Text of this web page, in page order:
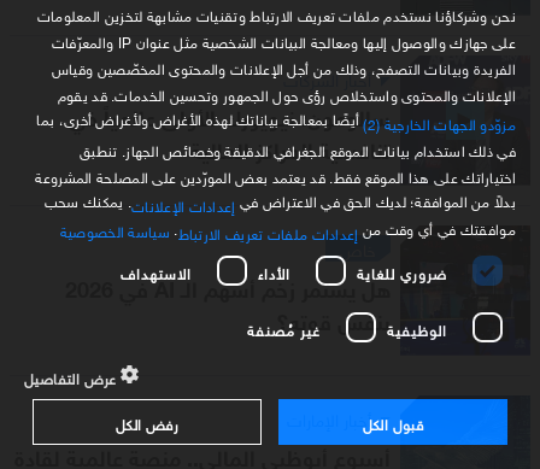
أخبار الشركات
سالومون: نيويورك الأولى عالمياً في
تنافسية المراكز المالية
خاص
بنفس قوته؟
أخبار الإمارات
أسبوع أبوظبي المالي.. منصة عالمية لقادة
نحن وشركاؤنا نستخدم ملفات تعريف الارتباط وتقنيات مشابهة لتخزين المعلومات
على جهازك والوصول إليها ومعالجة البيانات الشخصية مثل عنوان IP والمعرّفات
الفريدة وبيانات التصفح، وذلك من أجل الإعلانات والمحتوى المخصّصين وقياس
الإعلانات والمحتوى واستخلاص رؤى حول الجمهور وتحسين الخدمات. قد يقوم
مزوّدو الجهات الخارجية (2)
أيضًا بمعالجة بياناتك لهذه الأغراض ولأغراض أخرى، بما
في ذلك استخدام بيانات الموقع الجغرافي الدقيقة وخصائص الجهاز. تنطبق
اختياراتك على هذا الموقع فقط. قد يعتمد بعض المورّدين على المصلحة المشروعة
بدلاً من الموافقة؛ لديك الحق في الاعتراض في إعدادات الإعلانات . يمكنك سحب
موافقتك في أي وقت من إعدادات ملفات تعريف الارتباط سياسة الخصوصية
ضروري للغاية
الأداء الاستهداف
الوظيفية غير مُصنفة
عرض التفاصيل
قبول الكل
رفض الكل